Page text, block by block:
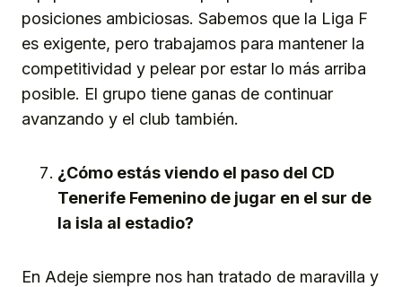
posiciones ambiciosas. Sabemos que la Liga F
es exigente, pero trabajamos para mantener la
competitividad y pelear por estar lo más arriba
posible. El grupo tiene ganas de continuar
avanzando y el club también.
¿Cómo estás viendo el paso del CD
Tenerife Femenino de jugar en el sur de
la isla al estadio?
En Adeje siempre nos han tratado de maravilla y